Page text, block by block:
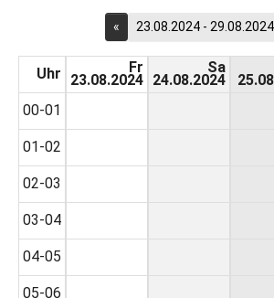
« 23.08.2024 - 29.08.2024
Uhr
00-01
01-02
02-03
03-04
04-05
05-06
Fr
23.08.2024
Sa
24.08.2024